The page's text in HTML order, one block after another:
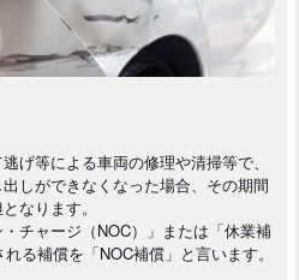
げ等による車両の修理や清掃等で、
しができなくなった場合、その期間
なります。
チャージ（NOC）」または「休業補
る補償を「NOC補償」と言います。